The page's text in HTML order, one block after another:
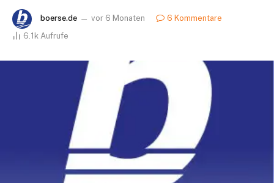
boerse.de vor 6 Monaten
6 Kommentare
6.1k Aufrufe